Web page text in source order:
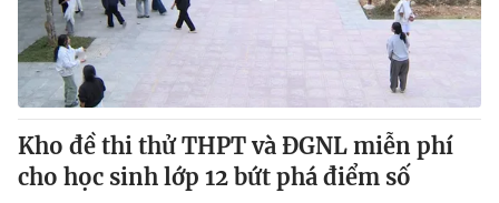
Kho đề thi thử THPT và ĐGNL miễn phí
cho học sinh lớp 12 bứt phá điểm số